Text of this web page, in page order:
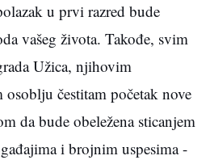
u prvi razred bude
vašeg života. Takođe, svim
Užica, njihovim
čestitam početak nove
da bude obeležena sticanjem
i brojnim uspesima -